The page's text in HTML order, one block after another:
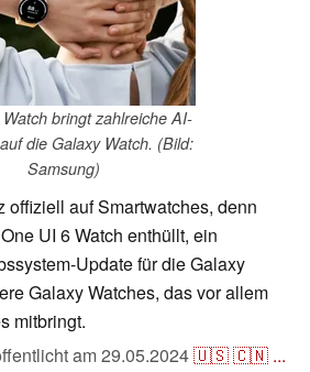
bringt zahlreiche AI-
die Galaxy Watch. (Bild:
Samsung)
offiziell auf Smartwatches, denn
UI 6 Watch enthüllt, ein
Update für die Galaxy
Galaxy Watches, das vor allem
mitbringt.
am29.05.2024🇺🇸🇨🇳 ...